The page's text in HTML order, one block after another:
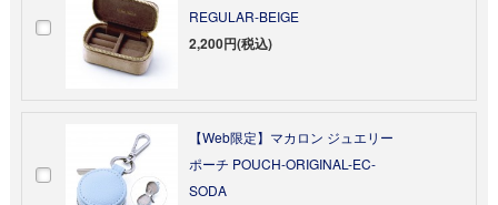
REGULAR-BEIGE
2,200円(税込)
【Web限定】マカロン ジュエリー
ポーチ POUCH-ORIGINAL-EC-
SODA